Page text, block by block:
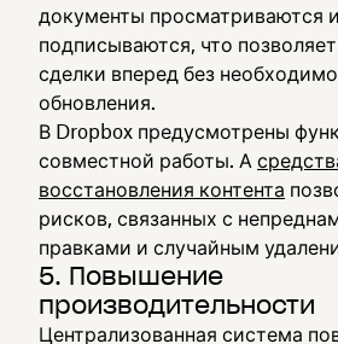
документы просматриваются
подписываются, что
сделки вперед без
обновления.
В Dropbox предусмотрены
совместной работы. А
восстановления контента
рисков, связанных с
правками и случайным
5. Повышение
производительности
Централизованная система